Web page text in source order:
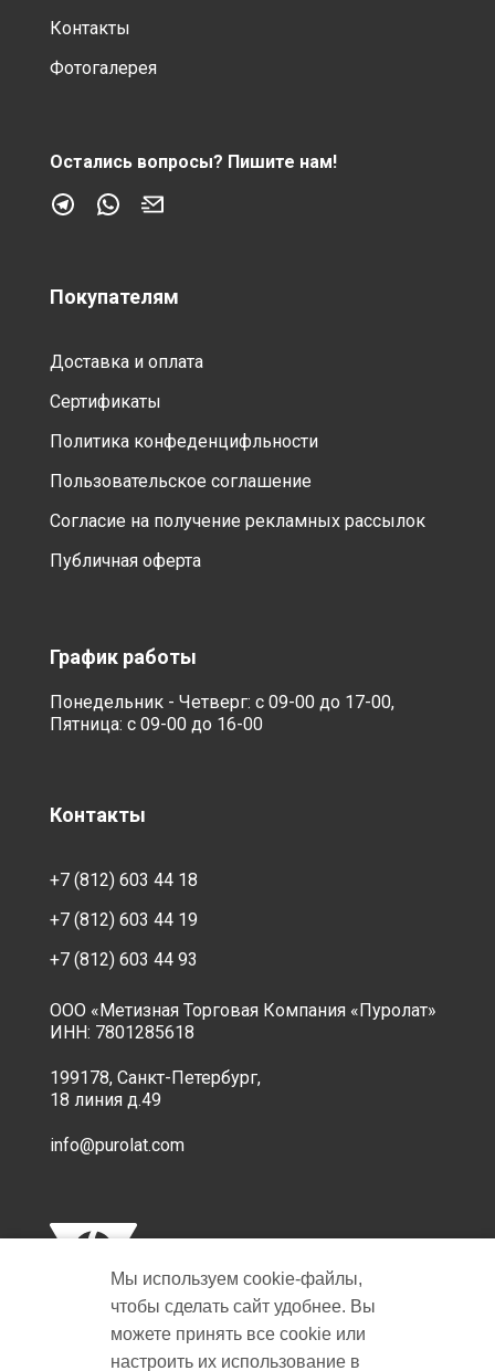
Контакты
Фотогалерея
Остались вопросы? Пишите нам!
Покупателям
Доставка и оплата
Сертификаты
Политика конфеденцифльности
Пользовательское соглашение
Согласие на получение рекламных рассылок
Публичная оферта
График работы
Понедельник - Четверг: с 09-00 до 17-00,
Пятница: с 09-00 до 16-00
Контакты
+7 (812) 603 44 18
+7 (812) 603 44 19
+7 (812) 603 44 93
ООО «Метизная Торговая Компания «Пуролат»
ИНН: 7801285618
199178, Санкт-Петербург,
18 линия д.49
info@purolat.com
Мы используем cookie‑файлы,
чтобы сделать сайт удобнее. Вы
можете принять все cookie или
настроить их использование в